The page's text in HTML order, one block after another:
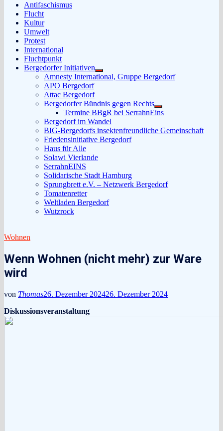
Antifaschismus
Flucht
Kultur
Umwelt
Protest
International
Fluchtpunkt
Bergedorfer Initiativen
Untermenü
anzeigen
Amnesty International, Gruppe Bergedorf
APO Bergedorf
Attac Bergedorf
Bergedorfer Bündnis gegen Rechts
Untermenü
anzeigen
Termine BBgR bei SerrahnEins
Bergedorf im Wandel
BIG-Bergedorfs insektenfreundliche Gemeinschaft
Friedensinitiative Bergedorf
Haus für Alle
Solawi Vierlande
SerrahnEINS
Solidarische Stadt Hamburg
Sprungbrett e.V. – Netzwerk Bergedorf
Tomatenretter
Weltladen Bergedorf
Wutzrock
Wohnen
Wenn Wohnen (nicht mehr) zur Ware
wird
von Thomas26. Dezember 202426. Dezember 2024
Diskussionsveranstaltung